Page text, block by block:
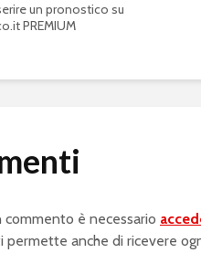
un pronostico su
PREMIUM
commento è necessario
permette anche di ricevere